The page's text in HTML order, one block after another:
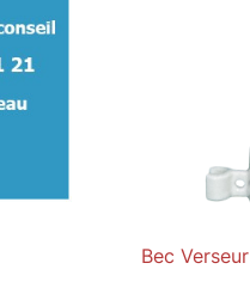

Bec Verseur